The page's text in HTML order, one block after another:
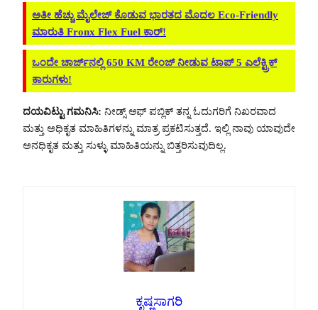
ಅತೀ ಹೆಚ್ಚು ಮೈಲೇಜ್ ಕೊಡುವ ಭಾರತದ ಮೊದಲ Eco-Friendly
ಮಾರುತಿ Fronx Flex Fuel ಕಾರ್!
ಒಂದೇ ಚಾರ್ಜ್‌ನಲ್ಲಿ 650 KM ರೇಂಜ್ ನೀಡುವ ಟಾಪ್ 5 ಎಲೆಕ್ಟ್ರಿಕ್
ಕಾರುಗಳು!
ದಯವಿಟ್ಟು ಗಮನಿಸಿ: ನೀಡ್ಸ್ ಆಫ್ ಪಬ್ಲಿಕ್ ತನ್ನ ಓದುಗರಿಗೆ ನಿಖರವಾದ
ಮತ್ತು ಅಧಿಕೃತ ಮಾಹಿತಿಗಳನ್ನು ಮಾತ್ರ ಪ್ರಕಟಿಸುತ್ತದೆ. ಇಲ್ಲಿ ನಾವು ಯಾವುದೇ
ಅನಧಿಕೃತ ಮತ್ತು ಸುಳ್ಳು ಮಾಹಿತಿಯನ್ನು ಬಿತ್ತರಿಸುವುದಿಲ್ಲ.
ಕೃಷ್ಣಸಾಗರಿ